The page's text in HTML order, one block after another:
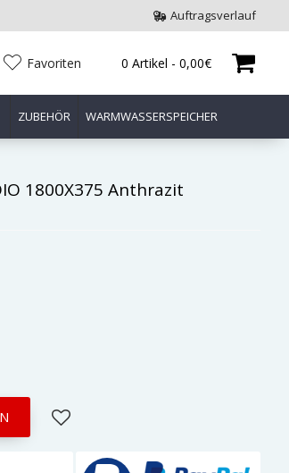
Auftragsverlauf
Favoriten 0 Artikel - 0,00€
ZUBEHÖR WARMWASSERSPEICHER
1800X375 Anthrazit